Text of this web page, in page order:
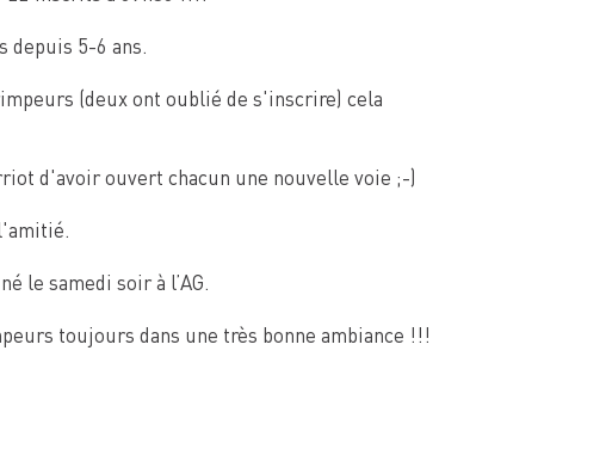
depuis 5-6 ans.
(deux ont oublié de s'inscrire) cela
d'avoir ouvert chacun une nouvelle voie ;-)
le samedi soir à l’AG.
toujours dans une très bonne ambiance !!!